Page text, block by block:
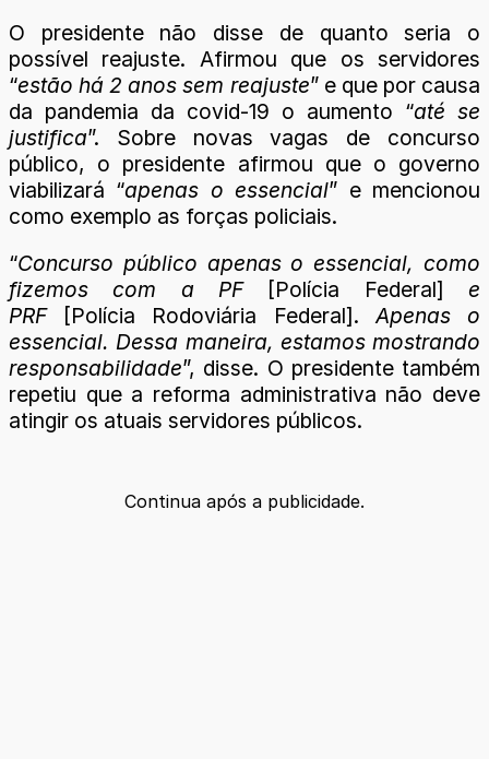
O presidente não disse de quanto seria o
possível reajuste. Afirmou que os servidores
“estão há 2 anos sem reajuste” e que por causa
da pandemia da covid-19 o aumento “até se
justifica”. Sobre novas vagas de concurso
público, o presidente afirmou que o governo
viabilizará “apenas o essencial” e mencionou
como exemplo as forças policiais.
“Concurso público apenas o essencial, como
fizemos com a PF
[Polícia Federal]e
PRF[Polícia Rodoviária Federal]. Apenas o
essencial. Dessa maneira, estamos mostrando
responsabilidade”, disse. O presidente também
repetiu que a reforma administrativa não deve
atingir os atuais servidores públicos.
Continua após a publicidade.